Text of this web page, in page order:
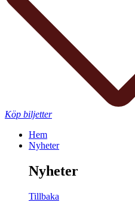
Köp biljetter
Hem
Nyheter
Nyheter
Tillbaka